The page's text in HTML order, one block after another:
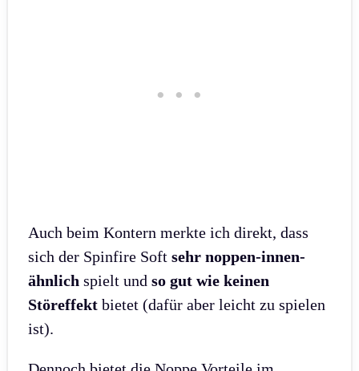
Auch beim Kontern merkte ich direkt, dass
sich der Spinfire Soft sehr noppen-innen-
ähnlich spielt und so gut wie keinen
Störeffekt bietet (dafür aber leicht zu spielen
ist).